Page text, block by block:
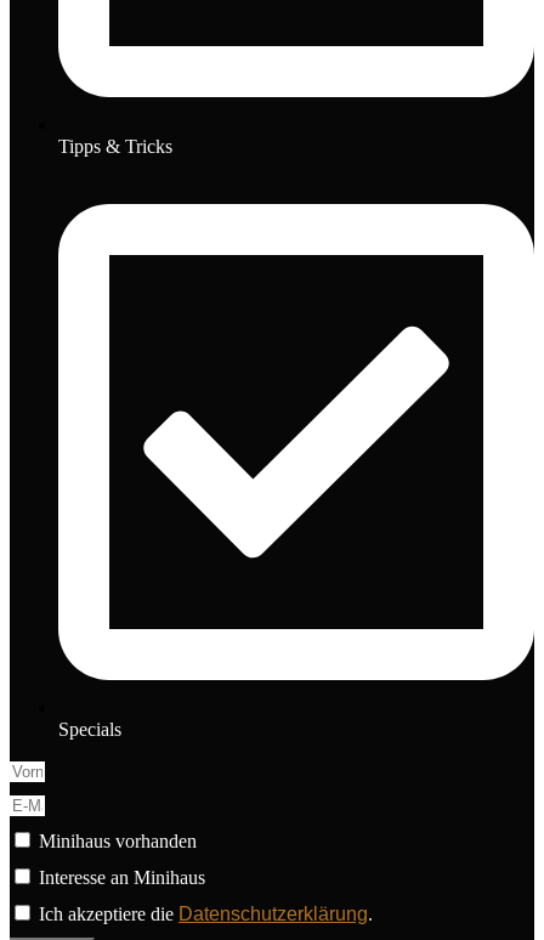
Tipps & Tricks
Specials
Minihaus vorhanden
Interesse an Minihaus
Ich akzeptiere die Datenschutzerklärung.